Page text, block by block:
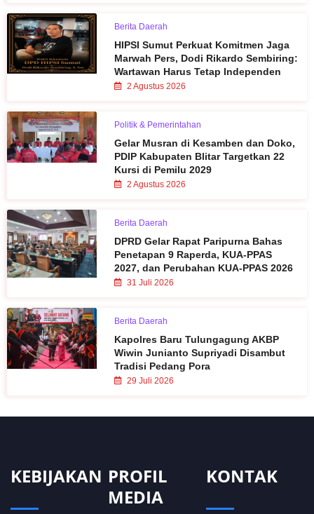
Berita Daerah
HIPSI Sumut Perkuat Komitmen Jaga
Marwah Pers, Dodi Rikardo Sembiring:
Wartawan Harus Tetap Independen
2 Agustus 2026
Politik & Pemerintahan
Gelar Musran di Kesamben dan Doko,
PDIP Kabupaten Blitar Targetkan 22
Kursi di Pemilu 2029
2 Agustus 2026
Berita Daerah
DPRD Gelar Rapat Paripurna Bahas
Penetapan 9 Raperda, KUA-PPAS
2027, dan Perubahan KUA-PPAS 2026
31 Juli 2026
Berita Daerah
Kapolres Baru Tulungagung AKBP
Wiwin Junianto Supriyadi Disambut
Tradisi Pedang Pora
29 Juli 2026
KEBIJAKAN PROFIL
MEDIA
KONTAK